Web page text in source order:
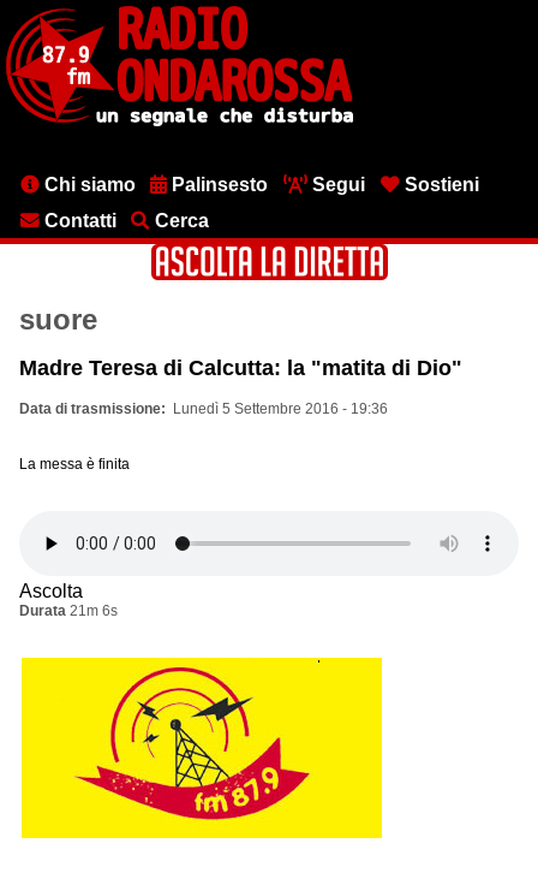
contenuto
principale
MenuChi siamo Palinsesto Segui
Sostieni
Contatti
Cerca
suore
Madre Teresa di Calcutta: la "matita di Dio"
Data di trasmissione Lunedì 5 Settembre 2016 - 19:36
La messa è finita
Ascolta
Durata 21m 6s